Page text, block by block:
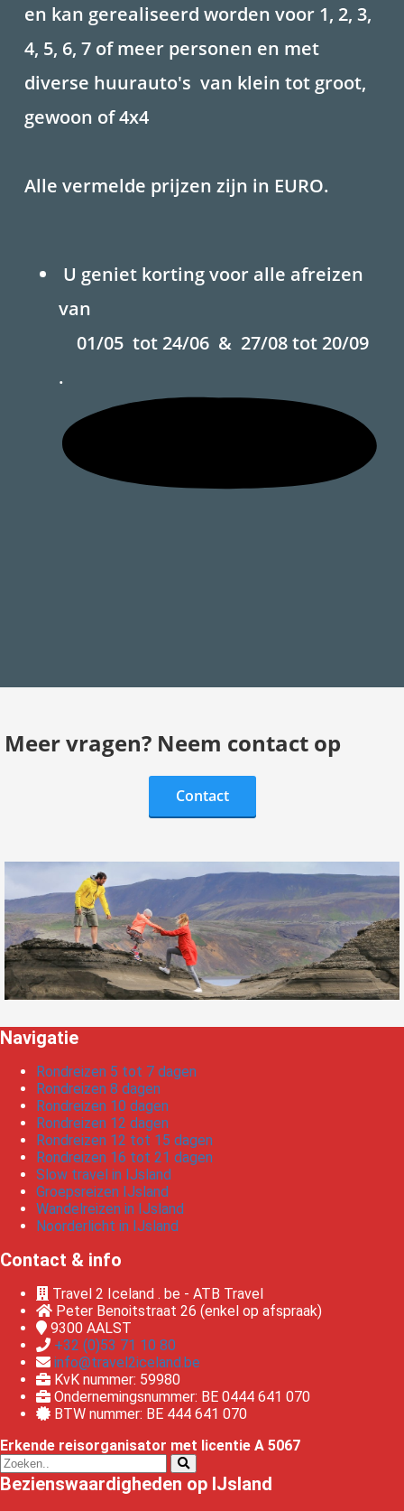
en kan gerealiseerd worden voor 1, 2, 3,
4, 5, 6, 7 of meer personen en met
diverse huurauto's van klein tot groot,
gewoon of 4x4
Alle vermelde prijzen zijn in EURO.
U geniet korting voor alle afreizen
van
01/05 tot 24/06 & 27/08 tot 20/09
.
Meer vragen? Neem contact op
Contact
Navigatie
Rondreizen 5 tot 7 dagen
Rondreizen 8 dagen
Rondreizen 10 dagen
Rondreizen 12 dagen
Rondreizen 12 tot 15 dagen
Rondreizen 16 tot 21 dagen
Slow travel in IJsland
Groepsreizen IJsland
Wandelreizen in IJsland
Noorderlicht in IJsland
Contact & info
Travel 2 Iceland . be - ATB Travel
Peter Benoitstraat 26 (enkel op afspraak)
9300 AALST
+32 (0)53 71 10 80
info@travel2iceland.be
KvK nummer: 59980
Ondernemingsnummer: BE 0444 641 070
BTW nummer: BE 444 641 070
Erkende reisorganisator met licentie A 5067
Bezienswaardigheden op IJsland